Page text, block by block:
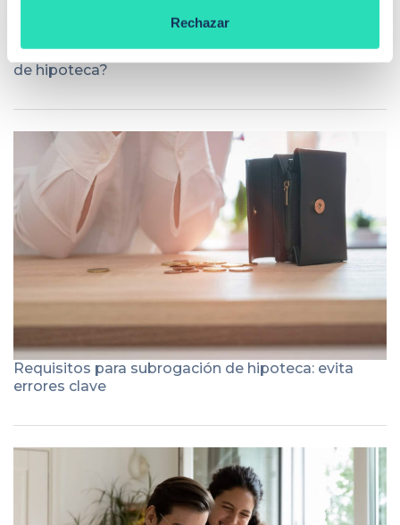
Rechazar
Calculadora de cuota: ¿cuánto pagarás cada mes
de hipoteca?
Requisitos para subrogación de hipoteca: evita
errores clave